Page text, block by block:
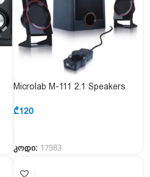
Microlab M-111 2.1 Speakers
₾120
კოდი: 17983